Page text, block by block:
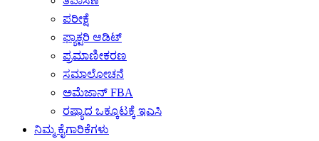
ಪರೀಕ್ಷೆ
ಫ್ಯಾಕ್ಟರಿ ಆಡಿಟ್
ಪ್ರಮಾಣೀಕರಣ
ಸಮಾಲೋಚನೆ
ಅಮೆಜಾನ್ FBA
ರಷ್ಯಾದ ಒಕ್ಕೂಟಕ್ಕೆ ಇಎಸಿ
ನಿಮ್ಮ ಕೈಗಾರಿಕೆಗಳು